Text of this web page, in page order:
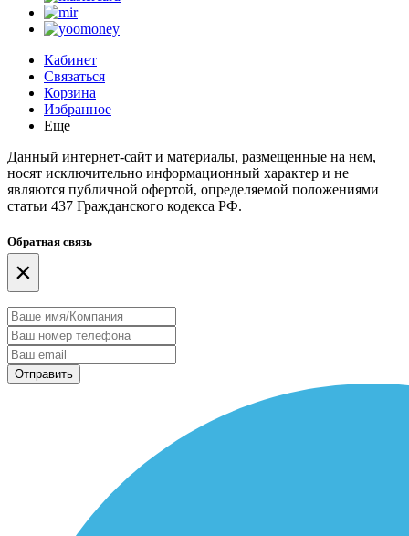
Кабинет
Связаться
Корзина
Избранное
Еще
Данный интернет-сайт и материалы, размещенные на нем,
носят исключительно информационный характер и не
являются публичной офертой, определяемой положениями
статьи 437 Гражданского кодекса РФ.
Обратная связь
×
Отправить